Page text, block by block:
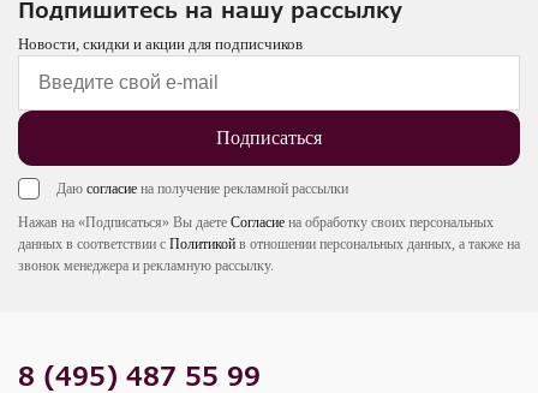
Подпишитесь на нашу рассылку
Новости, скидки и акции для подписчиков
Подписаться
Даю согласие на получение рекламной рассылки
Нажав на «Подписаться» Вы даете Согласие на обработку своих персональных
данных в соответствии с Политикой в отношении персональных данных, а также на
звонок менеджера и рекламную рассылку.
8 (495) 487 55 99